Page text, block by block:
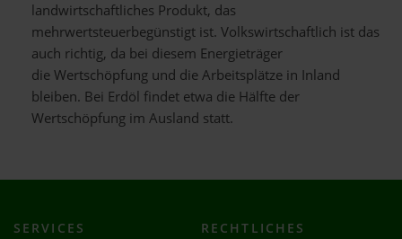
landwirtschaftliches Produkt, das
mehrwertsteuerbegünstigt ist. Volkswirtschaftlich ist das
auch richtig, da bei diesem Energieträger
die Wertschöpfung und die Arbeitsplätze in Inland
bleiben. Bei Erdöl findet etwa die Hälfte der
Wertschöpfung im Ausland statt.
SERVICES RECHTLICHES